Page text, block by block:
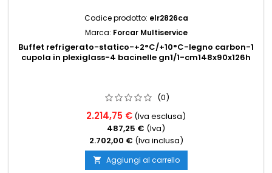
Codice prodotto: elr2826ca
Marca: Forcar Multiservice
Buffet refrigerato-statico-+2°C/+10°C-legno carbon-1
cupola in plexiglass-4 bacinelle gn1/1-cm148x90x126h
(0)
2.214,75 € (Iva esclusa)
487,25 € (Iva)
2.702,00 € (Iva inclusa)
 Aggiungi al carrello